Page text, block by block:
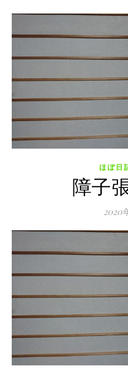
ほぼ日
障子
2020